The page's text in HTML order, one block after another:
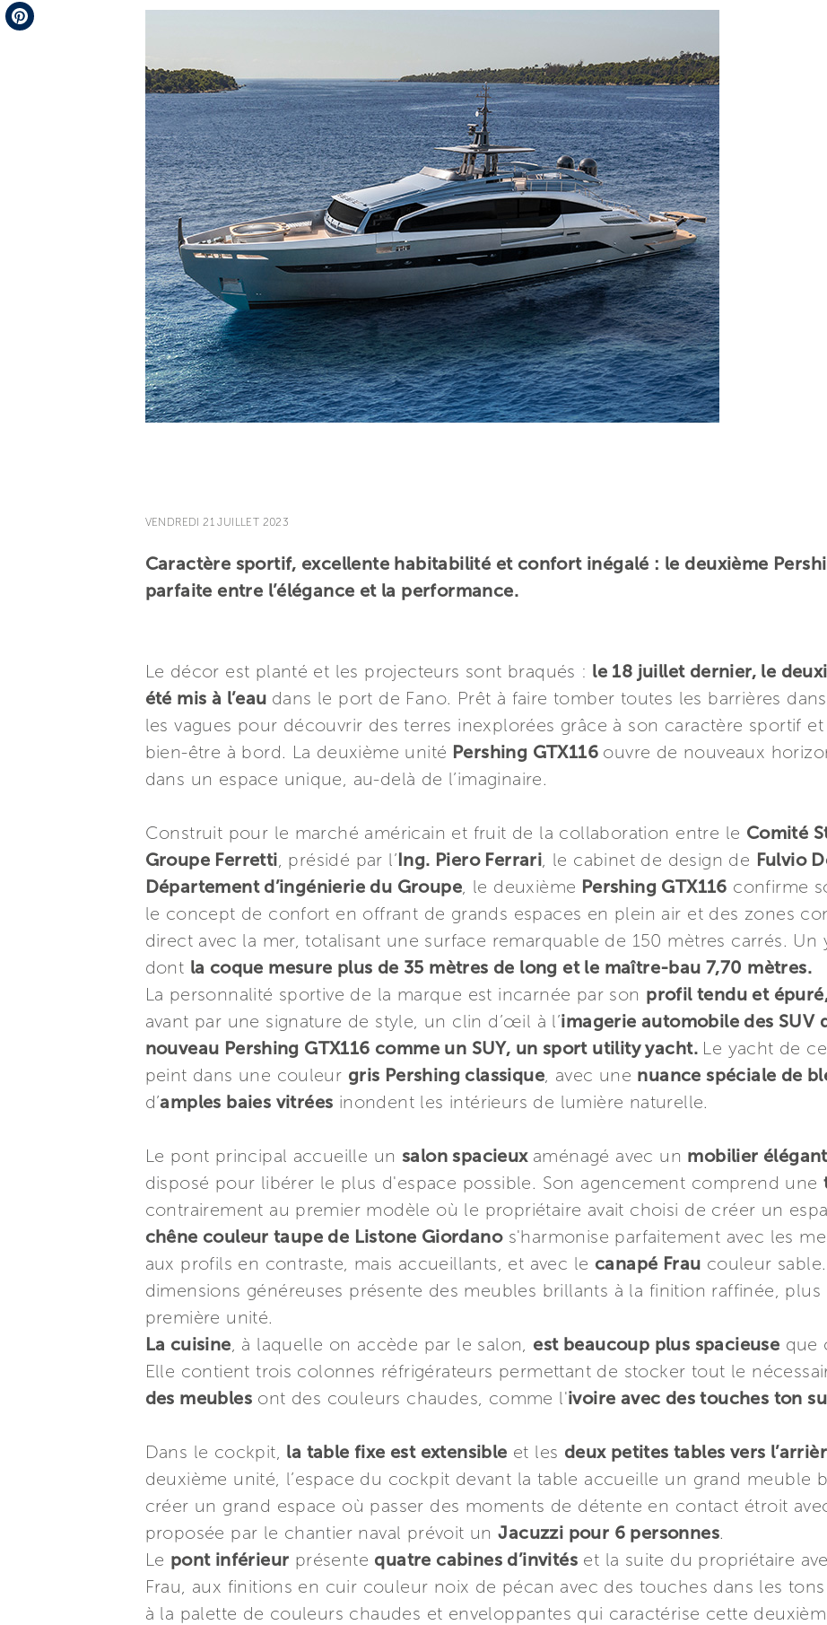
Telegram
VENDREDI 21 JUILLET 2023
Caractère sportif, excellente habitabilité et confort inégalé : le deuxième
parfaite entre l’élégance et la performance.
Le décor est planté et les projecteurs sont braqués : le 18 juillet dernier, le
été mis à l’eau dans le port de Fano. Prêt à faire tomber toutes les barrières
les vagues pour découvrir des terres inexplorées grâce à son caractère sportif
bien-être à bord. La deuxième unité Pershing GTX116 ouvre de nouveaux
dans un espace unique, au-delà de l’imaginaire.
Construit pour le marché américain et fruit de la collaboration entre le Comité
Groupe Ferretti, présidé par l’Ing. Piero Ferrari, le cabinet de design de Fulvio
Département d’ingénierie du Groupe, le deuxième Pershing GTX116 confirme
le concept de confort en offrant de grands espaces en plein air et des zones
direct avec la mer, totalisant une surface remarquable de 150 mètres carrés.
dont la coque mesure plus de 35 mètres de long et le maître-bau 7,70 mètres.
La personnalité sportive de la marque est incarnée par son profil tendu et
avant par une signature de style, un clin d’œil à l’imagerie automobile des SUV
nouveau Pershing GTX116 comme un SUY, un sport utility yacht. Le yacht de
peint dans une couleur gris Pershing classique, avec une nuance spéciale de
d’amples baies vitrées inondent les intérieurs de lumière naturelle.
Le pont principal accueille un salon spacieux aménagé avec un mobilier
disposé pour libérer le plus d'espace possible. Son agencement comprend une
contrairement au premier modèle où le propriétaire avait choisi de créer un
chêne couleur taupe de Listone Giordanos'harmonise parfaitement avec les
aux profils en contraste, mais accueillants, et avec le canapé Frau couleur
dimensions généreuses présente des meubles brillants à la finition raffinée,
première unité.
La cuisine, à laquelle on accède par le salon, est beaucoup plus spacieuse que
Elle contient trois colonnes réfrigérateurs permettant de stocker tout le
des meublesont des couleurs chaudes, comme l'ivoire avec des touches ton
Dans le cockpit, la table fixe est extensible et les deux petites tables vers
deuxième unité, l’espace du cockpit devant la table accueille un grand meuble
créer un grand espace où passer des moments de détente en contact étroit
proposée par le chantier naval prévoit unJacuzzi pour 6 personnes.
Le pont inférieur présente quatre cabines d’invitéset la suite du propriétaire
Frau, aux finitions en cuir couleur noix de pécan avec des touches dans les
à la palette de couleurs chaudes et enveloppantes qui caractérise cette